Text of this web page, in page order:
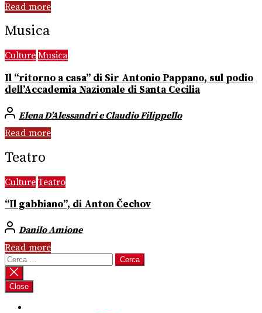
Read more
Musica
Culture Musica
Il “ritorno a casa” di Sir Antonio Pappano, sul podio
dell’Accademia Nazionale di Santa Cecilia
Elena D’Alessandri e Claudio Filippello
Read more
Teatro
Culture Teatro
“Il gabbiano”, di Anton Čechov
Danilo Amione
Read more
Ricerca
per:
Close